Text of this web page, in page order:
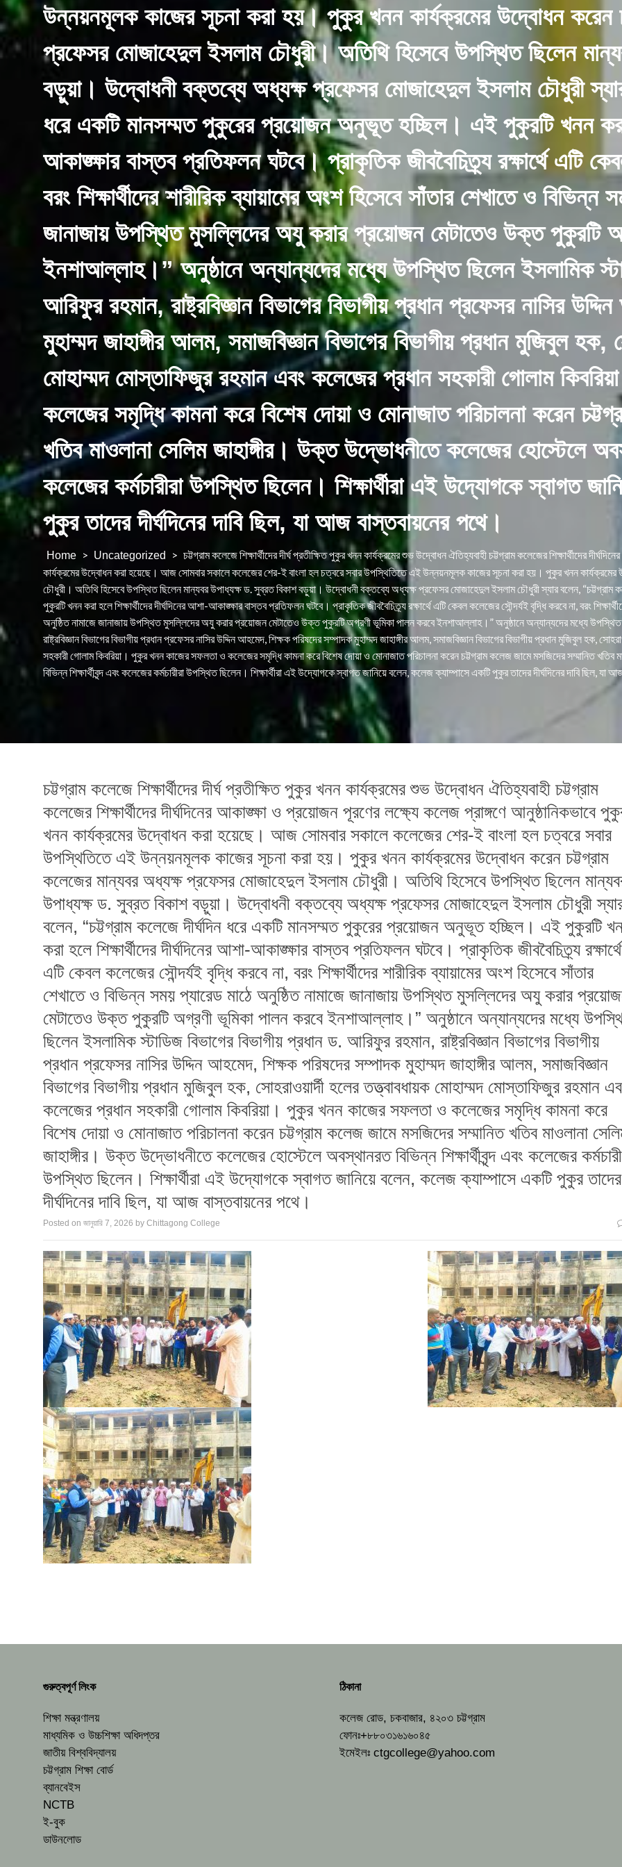
উন্নয়নমূলক কাজের সূচনা করা হয়। পুকুর খনন কার্যক্রমের উদ্বোধন করেন
প্রফেসর মোজাহেদুল ইসলাম চৌধুরী। অতিথি হিসেবে উপস্থিত ছিলেন
বড়ুয়া। উদ্বোধনী বক্তব্যে অধ্যক্ষ প্রফেসর মোজাহেদুল ইসলাম চৌধুরী স্যার
ধরে একটি মানসম্মত পুকুরের প্রয়োজন অনুভূত হচ্ছিল। এই পুকুরটি খনন করা
আকাঙ্ক্ষার বাস্তব প্রতিফলন ঘটবে। প্রাকৃতিক জীববৈচিত্র্য রক্ষার্থে এটি
বরং শিক্ষার্থীদের শারীরিক ব্যায়ামের অংশ হিসেবে সাঁতার শেখাতে ও বিভিন্ন
জানাজায় উপস্থিত মুসল্লিদের অযু করার প্রয়োজন মেটাতেও উক্ত পুকুরটি
ইনশাআল্লাহ।” অনুষ্ঠানে অন্যান্যদের মধ্যে উপস্থিত ছিলেন ইসলামিক
আরিফুর রহমান, রাষ্ট্রবিজ্ঞান বিভাগের বিভাগীয় প্রধান প্রফেসর নাসির
মুহাম্মদ জাহাঙ্গীর আলম, সমাজবিজ্ঞান বিভাগের বিভাগীয় প্রধান মুজিবুল হক,
মোহাম্মদ মোস্তাফিজুর রহমান এবং কলেজের প্রধান সহকারী গোলাম
কলেজের সমৃদ্ধি কামনা করে বিশেষ দোয়া ও মোনাজাত পরিচালনা করেন
খতিব মাওলানা সেলিম জাহাঙ্গীর। উক্ত উদ্ভোধনীতে কলেজের হোস্টেলে
কলেজের কর্মচারীরা উপস্থিত ছিলেন। শিক্ষার্থীরা এই উদ্যোগকে স্বাগত
পুকুর তাদের দীর্ঘদিনের দাবি ছিল, যা আজ বাস্তবায়নের পথে।
Home > Uncategorized > চট্টগ্রাম কলেজে শিক্ষার্থীদের দীর্ঘ প্রতীক্ষিত পুকুর খনন কার্যক্রমের শুভ উদ্বোধন ঐতিহ্যবাহী চট্টগ্রাম কলেজের শিক্ষার্থীদের
কার্যক্রমের উদ্বোধন করা হয়েছে। আজ সোমবার সকালে কলেজের শের-ই বাংলা হল চত্বরে সবার উপস্থিতিতে এই উন্নয়নমূলক কাজের সূচনা করা হয়। পুকুর খনন
চৌধুরী। অতিথি হিসেবে উপস্থিত ছিলেন মান্যবর উপাধ্যক্ষ ড. সুব্রত বিকাশ বড়ুয়া। উদ্বোধনী বক্তব্যে অধ্যক্ষ প্রফেসর মোজাহেদুল ইসলাম চৌধুরী স্যার বলেন,
পুকুরটি খনন করা হলে শিক্ষার্থীদের দীর্ঘদিনের আশা-আকাঙ্ক্ষার বাস্তব প্রতিফলন ঘটবে। প্রাকৃতিক জীববৈচিত্র্য রক্ষার্থে এটি কেবল কলেজের সৌন্দর্যই বৃদ্ধি করবে না, বরং
অনুষ্ঠিত নামাজে জানাজায় উপস্থিত মুসল্লিদের অযু করার প্রয়োজন মেটাতেও উক্ত পুকুরটি অগ্রণী ভূমিকা পালন করবে ইনশাআল্লাহ।” অনুষ্ঠানে অন্যান্যদের মধ্যে উপস্থিত
রাষ্ট্রবিজ্ঞান বিভাগের বিভাগীয় প্রধান প্রফেসর নাসির উদ্দিন আহমেদ, শিক্ষক পরিষদের সম্পাদক মুহাম্মদ জাহাঙ্গীর আলম, সমাজবিজ্ঞান বিভাগের বিভাগীয় প্রধান মুজিবুল হক,
সহকারী গোলাম কিবরিয়া। পুকুর খনন কাজের সফলতা ও কলেজের সমৃদ্ধি কামনা করে বিশেষ দোয়া ও মোনাজাত পরিচালনা করেন চট্টগ্রাম কলেজ জামে মসজিদের সম্মানিত
বিভিন্ন শিক্ষার্থীবৃন্দ এবং কলেজের কর্মচারীরা উপস্থিত ছিলেন। শিক্ষার্থীরা এই উদ্যোগকে স্বাগত জানিয়ে বলেন, কলেজ ক্যাম্পাসে একটি পুকুর তাদের দীর্ঘদিনের দাবি ছিল, যা
চট্টগ্রাম কলেজে শিক্ষার্থীদের দীর্ঘ প্রতীক্ষিত পুকুর খনন কার্যক্রমের শুভ উদ্বোধন ঐতিহ্যবাহী চট্টগ্রাম
কলেজের শিক্ষার্থীদের দীর্ঘদিনের আকাঙ্ক্ষা ও প্রয়োজন পূরণের লক্ষ্যে কলেজ প্রাঙ্গণে আনুষ্ঠানিকভাবে
খনন কার্যক্রমের উদ্বোধন করা হয়েছে। আজ সোমবার সকালে কলেজের শের-ই বাংলা হল চত্বরে সবার
উপস্থিতিতে এই উন্নয়নমূলক কাজের সূচনা করা হয়। পুকুর খনন কার্যক্রমের উদ্বোধন করেন চট্টগ্রাম
কলেজের মান্যবর অধ্যক্ষ প্রফেসর মোজাহেদুল ইসলাম চৌধুরী। অতিথি হিসেবে উপস্থিত ছিলেন
উপাধ্যক্ষ ড. সুব্রত বিকাশ বড়ুয়া। উদ্বোধনী বক্তব্যে অধ্যক্ষ প্রফেসর মোজাহেদুল ইসলাম চৌধুরী
বলেন, “চট্টগ্রাম কলেজে দীর্ঘদিন ধরে একটি মানসম্মত পুকুরের প্রয়োজন অনুভূত হচ্ছিল। এই পুকুরটি
করা হলে শিক্ষার্থীদের দীর্ঘদিনের আশা-আকাঙ্ক্ষার বাস্তব প্রতিফলন ঘটবে। প্রাকৃতিক জীববৈচিত্র্য রক্ষার্থে
এটি কেবল কলেজের সৌন্দর্যই বৃদ্ধি করবে না, বরং শিক্ষার্থীদের শারীরিক ব্যায়ামের অংশ হিসেবে সাঁতার
শেখাতে ও বিভিন্ন সময় প্যারেড মাঠে অনুষ্ঠিত নামাজে জানাজায় উপস্থিত মুসল্লিদের অযু করার
মেটাতেও উক্ত পুকুরটি অগ্রণী ভূমিকা পালন করবে ইনশাআল্লাহ।” অনুষ্ঠানে অন্যান্যদের মধ্যে
ছিলেন ইসলামিক স্টাডিজ বিভাগের বিভাগীয় প্রধান ড. আরিফুর রহমান, রাষ্ট্রবিজ্ঞান বিভাগের বিভাগীয়
প্রধান প্রফেসর নাসির উদ্দিন আহমেদ, শিক্ষক পরিষদের সম্পাদক মুহাম্মদ জাহাঙ্গীর আলম, সমাজবিজ্ঞান
বিভাগের বিভাগীয় প্রধান মুজিবুল হক, সোহরাওয়ার্দী হলের তত্ত্বাবধায়ক মোহাম্মদ মোস্তাফিজুর রহমান
কলেজের প্রধান সহকারী গোলাম কিবরিয়া। পুকুর খনন কাজের সফলতা ও কলেজের সমৃদ্ধি কামনা করে
বিশেষ দোয়া ও মোনাজাত পরিচালনা করেন চট্টগ্রাম কলেজ জামে মসজিদের সম্মানিত খতিব মাওলানা
জাহাঙ্গীর। উক্ত উদ্ভোধনীতে কলেজের হোস্টেলে অবস্থানরত বিভিন্ন শিক্ষার্থীবৃন্দ এবং কলেজের
উপস্থিত ছিলেন। শিক্ষার্থীরা এই উদ্যোগকে স্বাগত জানিয়ে বলেন, কলেজ ক্যাম্পাসে একটি পুকুর তাদের
দীর্ঘদিনের দাবি ছিল, যা আজ বাস্তবায়নের পথে।
Posted on জানুয়ারি 7, 2026 by Chittagong College
গুরুত্বপূর্ণ লিংক
শিক্ষা মন্ত্রণালয়
মাধ্যমিক ও উচ্চশিক্ষা অধিদপ্তর
জাতীয় বিশ্ববিদ্যালয়
চট্টগ্রাম শিক্ষা বোর্ড
ব্যানবেইস
NCTB
ই-বুক
ডাউনলোড
ঠিকানা
কলেজ রোড, চকবাজার, ৪২০৩ চট্টগ্রাম
ফোনঃ+৮৮০৩১৬১৬০৪৫
ইমেইলঃ ctgcollege@yahoo.com